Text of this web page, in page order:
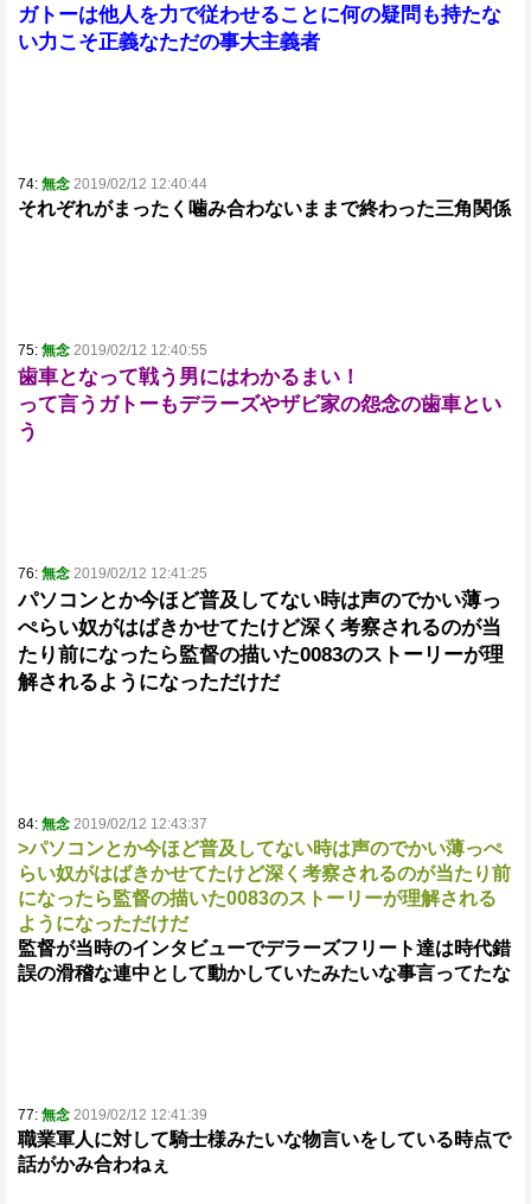
ガトーは他人を力で従わせることに何の疑問も持たな
い力こそ正義なただの事大主義者
74: 無念 2019/02/12 12:40:44
それぞれがまったく噛み合わないままで終わった三角関係
75: 無念 2019/02/12 12:40:55
歯車となって戦う男にはわかるまい！
って言うガトーもデラーズやザビ家の怨念の歯車とい
う
76: 無念 2019/02/12 12:41:25
パソコンとか今ほど普及してない時は声のでかい薄っ
ぺらい奴がはばきかせてたけど深く考察されるのが当
たり前になったら監督の描いた0083のストーリーが理
解されるようになっただけだ
84: 無念 2019/02/12 12:43:37
>パソコンとか今ほど普及してない時は声のでかい薄っぺ
らい奴がはばきかせてたけど深く考察されるのが当たり前
になったら監督の描いた0083のストーリーが理解される
ようになっただけだ
監督が当時のインタビューでデラーズフリート達は時代錯
誤の滑稽な連中として動かしていたみたいな事言ってたな
77: 無念 2019/02/12 12:41:39
職業軍人に対して騎士様みたいな物言いをしている時点で
話がかみ合わねぇ